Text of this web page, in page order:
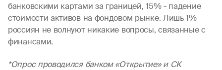
банковскими картами за границей, 15% - падение
стоимости активов на фондовом рынке. Лишь 1%
россиян не волнуют никакие вопросы, связанные с
финансами.
*Опрос проводился банком «Открытие» и СК